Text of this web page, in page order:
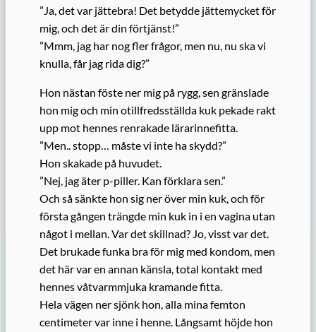
”Ja, det var jättebra! Det betydde jättemycket för
mig, och det är din förtjänst!”
”Mmm, jag har nog fler frågor, men nu, nu ska vi
knulla, får jag rida dig?”
Hon nästan föste ner mig på rygg, sen gränslade
hon mig och min otillfredsställda kuk pekade rakt
upp mot hennes renrakade lärarinnefitta.
”Men.. stopp… måste vi inte ha skydd?”
Hon skakade på huvudet.
”Nej, jag äter p-piller. Kan förklara sen.”
Och så sänkte hon sig ner över min kuk, och för
första gången trängde min kuk in i en vagina utan
något i mellan. Var det skillnad? Jo, visst var det.
Det brukade funka bra för mig med kondom, men
det här var en annan känsla, total kontakt med
hennes våtvarmmjuka kramande fitta.
Hela vägen ner sjönk hon, alla mina femton
centimeter var inne i henne. Långsamt höjde hon